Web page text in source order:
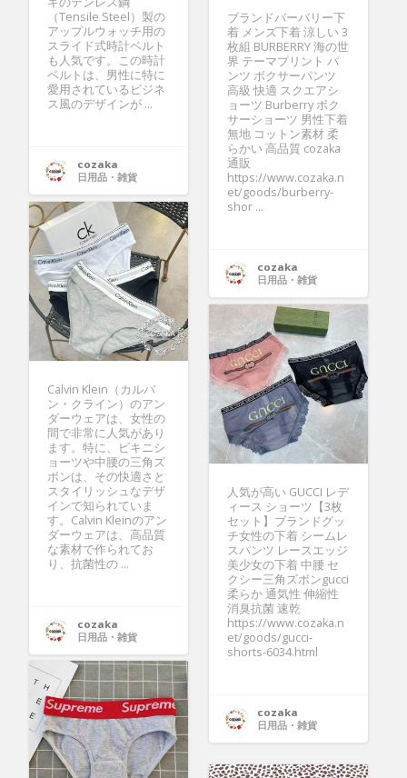
（Tensile Steel）製の
アップルウォッチ用の
スライド式時計ベルト
も人気です。この時計
ベルトは、男性に特に
愛用されているビジネ
ス風のデザインが ...
cozaka
日用品・雑貨
ブランドバーバリー下
着 メンズ下着 涼しい 3
枚組 BURBERRY 海の世
界 テーマプリント パ
ンツ ボクサーパンツ
高級 快適 スクエアシ
ョーツ Burberry ボク
サーショーツ 男性下着
無地 コットン素材 柔
らかい 高品質 cozaka
通販
https://www.cozaka.n
et/goods/burberry-
shor ...
cozaka
日用品・雑貨
Calvin Klein（カルバ
ン・クライン）のアン
ダーウェアは、女性の
間で非常に人気があり
ます。特に、ビキニシ
ョーツや中腰の三角ズ
ボンは、その快適さと
スタイリッシュなデザ
インで知られていま
す。Calvin Kleinのアン
ダーウェアは、高品質
な素材で作られてお
り、抗菌性の ...
cozaka
日用品・雑貨
人気が高い GUCCI レデ
ィース ショーツ【3枚
セット】ブランドグッ
チ女性の下着 シームレ
スパンツ レースエッジ
美少女の下着 中腰 セ
クシー三角ズボンgucci
柔らか 通気性 伸縮性
消臭抗菌 速乾
https://www.cozaka.n
et/goods/gucci-
shorts-6034.html
cozaka
日用品・雑貨